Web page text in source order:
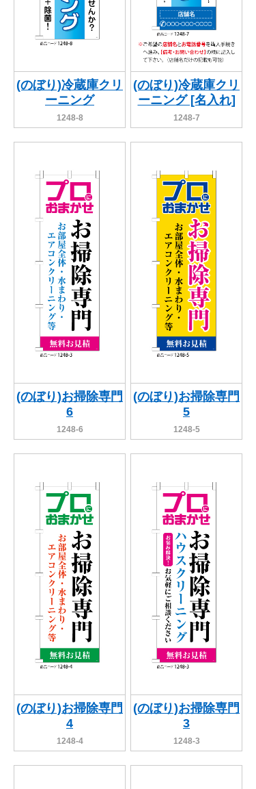
(のぼり)冷蔵庫クリ
ーニング
1248-8
(のぼり)冷蔵庫クリ
ーニング [名入れ]
1248-7
(のぼり)お掃除専門
6
1248-6
(のぼり)お掃除専門
5
1248-5
(のぼり)お掃除専門
4
1248-4
(のぼり)お掃除専門
3
1248-3